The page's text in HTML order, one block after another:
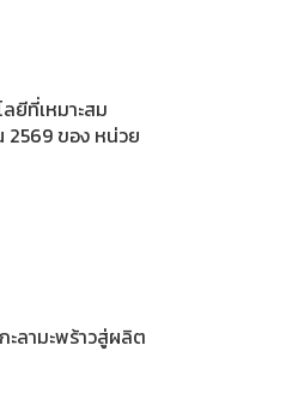
ยีที่เหมาะสม
2569 ของ หน่วย
ลามะพร้าวสู่ผลิต